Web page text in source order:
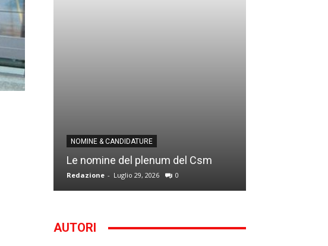
NOMINE & CANDIDATURE
Le nomine del plenum del Csm
Redazione - Luglio 29, 2026 0
AUTORI